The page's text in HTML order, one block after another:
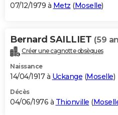
07/12/1979 à Metz (Moselle)
Bernard SAILLIET (59
Créer une cagnotte obsèques
Naissance
14/04/1917 à Uckange (Moselle)
Décès
04/06/1976 à Thionville (